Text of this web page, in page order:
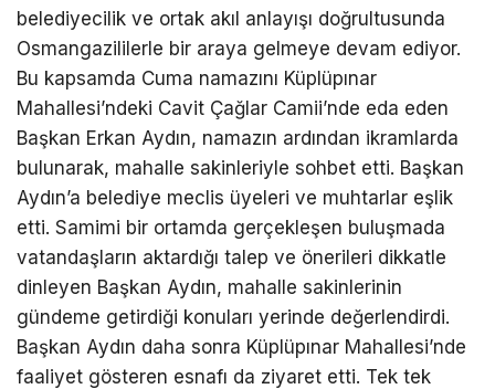
belediyecilik ve ortak akıl anlayışı doğrultusunda
Osmangazililerle bir araya gelmeye devam ediyor.
Bu kapsamda Cuma namazını Küplüpınar
Mahallesi’ndeki Cavit Çağlar Camii’nde eda eden
Başkan Erkan Aydın, namazın ardından ikramlarda
bulunarak, mahalle sakinleriyle sohbet etti. Başkan
Aydın’a belediye meclis üyeleri ve muhtarlar eşlik
etti. Samimi bir ortamda gerçekleşen buluşmada
vatandaşların aktardığı talep ve önerileri dikkatle
dinleyen Başkan Aydın, mahalle sakinlerinin
gündeme getirdiği konuları yerinde değerlendirdi.
Başkan Aydın daha sonra Küplüpınar Mahallesi’nde
faaliyet gösteren esnafı da ziyaret etti. Tek tek